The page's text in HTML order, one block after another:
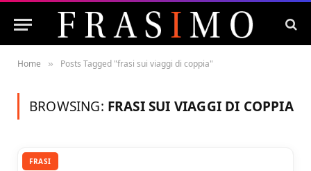
Home » Posts Tagged "frasi sui viaggi di coppia"
BROWSING: FRASI SUI VIAGGI DI COPPIA
FRASI